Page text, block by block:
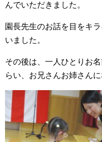
んでいただきました。
園長先生のお話を目をキ
いました。
その後は、一人ひとりお
らい、お兄さんお姉さん